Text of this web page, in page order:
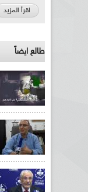
اقرأ المزيد
طالع ايضاً